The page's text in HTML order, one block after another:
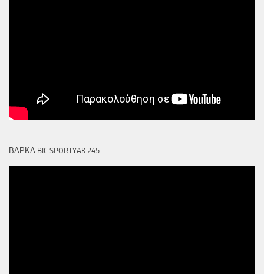
ΒΑΡΚΑ BIC SPORTYAK 245